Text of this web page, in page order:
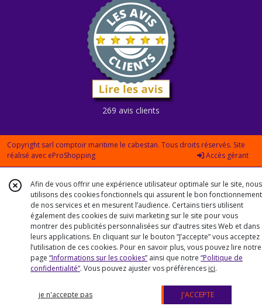
269 avis clients
Copyright sarl comptoir maritime le cabestan. Tous droits réservés. Site
réalisé avec eProShopping Accès gérant
Afin de vous offrir une expérience utilisateur optimale sur le site, nous
utilisons des cookies fonctionnels qui assurent le bon fonctionnement
de nos services et en mesurent l’audience. Certains tiers utilisent
également des cookies de suivi marketing sur le site pour vous
montrer des publicités personnalisées sur d’autres sites Web et dans
leurs applications. En cliquant sur le bouton “J’accepte” vous acceptez
l’utilisation de ces cookies. Pour en savoir plus, vous pouvez lire notre
page “Informations sur les cookies” ainsi que notre “Politique de
confidentialité“. Vous pouvez ajuster vos préférences ici.
je n'accepte pas J'ACCEPTE